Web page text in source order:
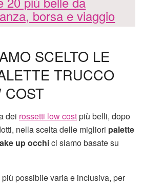
borsa e viaggio
SCELTO LE
TRUCCO
COST
dei rossetti low costpiù belli, dopo
nella scelta delle migliori palette
up occhici siamo basate su
più possibile varia e inclusiva, per